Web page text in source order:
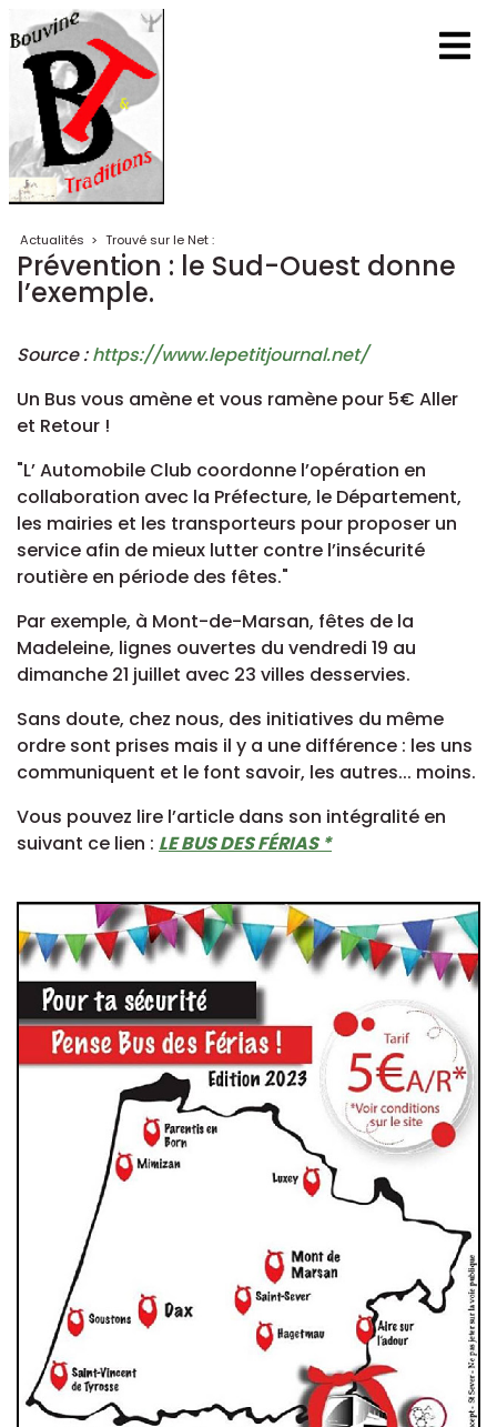
Actualités > Trouvé sur le Net :
Prévention : le Sud-Ouest donne
l’exemple.
Source :https://www.lepetitjournal.net/
Un Bus vous amène et vous ramène pour 5€ Aller
et Retour !
"L’ Automobile Club coordonne l’opération en
collaboration avec la Préfecture, le Département,
les mairies et les transporteurs pour proposer un
service afin de mieux lutter contre l’insécurité
routière en période des fêtes."
Par exemple, à Mont-de-Marsan, fêtes de la
Madeleine, lignes ouvertes du vendredi 19 au
dimanche 21 juillet avec 23 villes desservies.
Sans doute, chez nous, des initiatives du même
ordre sont prises mais il y a une différence : les uns
communiquent et le font savoir, les autres... moins.
Vous pouvez lire l’article dans son intégralité en
suivant ce lien : LE BUS DES FÉRIAS *